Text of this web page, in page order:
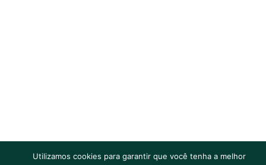
Utilizamos cookies para garantir que você tenha a melhor